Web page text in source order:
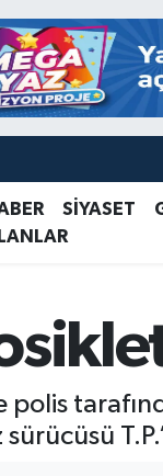
SİYASET